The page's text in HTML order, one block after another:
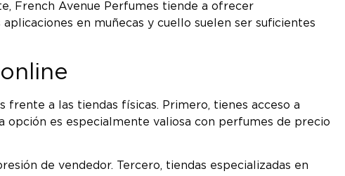
French Avenue Perfumes tiende a ofrecer
en muñecas y cuello suelen ser suficientes
a las tiendas físicas. Primero, tienes acceso a
es especialmente valiosa con perfumes de precio
de vendedor. Tercero, tiendas especializadas en